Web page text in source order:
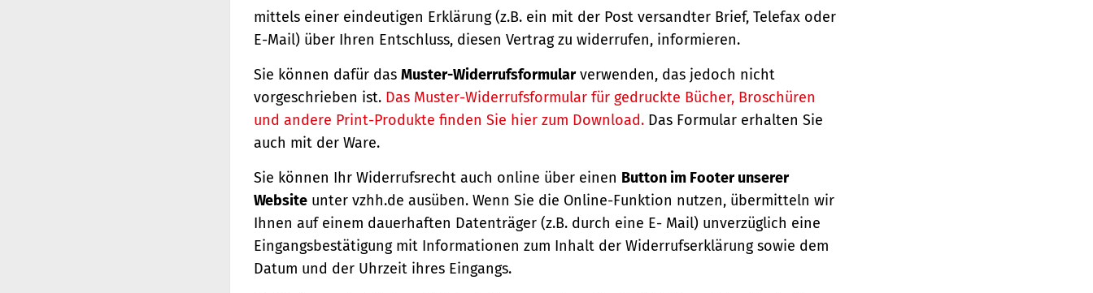
mittels einer eindeutigen Erklärung (z.B. ein mit der Post versandter Brief, Telefax oder
E-Mail) über Ihren Entschluss, diesen Vertrag zu widerrufen, informieren.
Sie können dafür das Muster-Widerrufsformularverwenden, das jedoch nicht
vorgeschrieben ist. Das Muster-Widerrufsformular für gedruckte Bücher, Broschüren
und andere Print-Produkte finden Sie hier zum Download. Das Formular erhalten Sie
auch mit der Ware.
Sie können Ihr Widerrufsrecht auch online über einen Button im Footer unserer
Website unter vzhh.de ausüben. Wenn Sie die Online-Funktion nutzen, übermitteln wir
Ihnen auf einem dauerhaften Datenträger (z.B. durch eine E- Mail) unverzüglich eine
Eingangsbestätigung mit Informationen zum Inhalt der Widerrufserklärung sowie dem
Datum und der Uhrzeit ihres Eingangs.